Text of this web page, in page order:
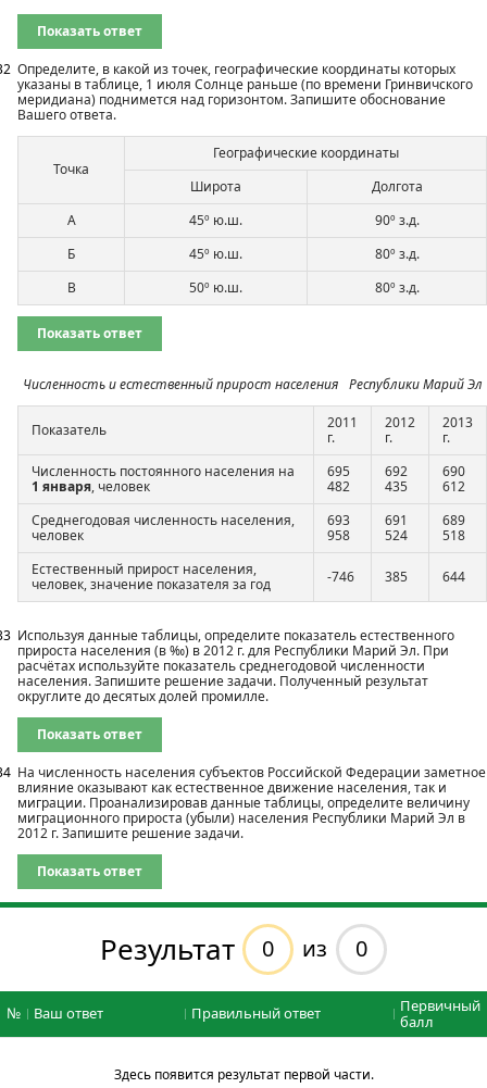
Показать ответ
Определите, в какой из точек, географические координаты которых
указаны в таблице, 1 июля Солнце раньше (по времени Гринвичского
меридиана) поднимется над горизонтом. Запишите обоснование
Вашего ответа.
Точка
Географические координаты
Широта
Долгота
А
45º ю.ш.
90º з.д.
Б
45º ю.ш.
80º з.д.
В
50º ю.ш. 80º з.д.
Показать ответ
Численность и естественный прирост населения Республики Марий Эл
Показатель
2011
г.
2012
г.
2013
г.
Численность постоянного населения на
1 января, человек
695
482
692
435
690
612
Среднегодовая численность населения,
человек
693
958
691
524
689
518
Естественный прирост населения,
человек, значение показателя за год
-746 385 644
Используя данные таблицы, определите показатель естественного
прироста населения (в ‰) в 2012 г. для Республики Марий Эл. При
расчётах используйте показатель среднегодовой численности
населения. Запишите решение задачи. Полученный результат
округлите до десятых долей промилле.
Показать ответ
На численность населения субъектов Российской Федерации заметное
влияние оказывают как естественное движение населения, так и
миграции. Проанализировав данные таблицы, определите величину
миграционного прироста (убыли) населения Республики Марий Эл в
2012 г. Запишите решение задачи.
Показать ответ
Результат 0 из 0
№ Ваш ответ Правильный ответ
Первичный
балл
Здесь появится результат первой части.